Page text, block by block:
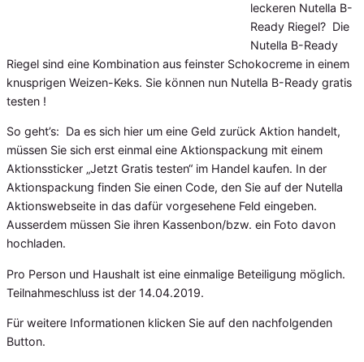
leckeren Nutella B-
Ready Riegel? Die
Nutella B-Ready
Riegel sind eine Kombination aus feinster Schokocreme in einem
knusprigen Weizen-Keks. Sie können nun Nutella B-Ready gratis
testen !
So geht’s: Da es sich hier um eine Geld zurück Aktion handelt,
müssen Sie sich erst einmal eine Aktionspackung mit einem
Aktionssticker „Jetzt Gratis testen“ im Handel kaufen. In der
Aktionspackung finden Sie einen Code, den Sie auf der Nutella
Aktionswebseite in das dafür vorgesehene Feld eingeben.
Ausserdem müssen Sie ihren Kassenbon/bzw. ein Foto davon
hochladen.
Pro Person und Haushalt ist eine einmalige Beteiligung möglich.
Teilnahmeschluss ist der 14.04.2019.
Für weitere Informationen klicken Sie auf den nachfolgenden
Button.